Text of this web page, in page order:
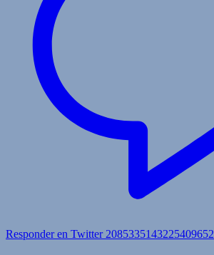
Responder en Twitter 2085335143225409652